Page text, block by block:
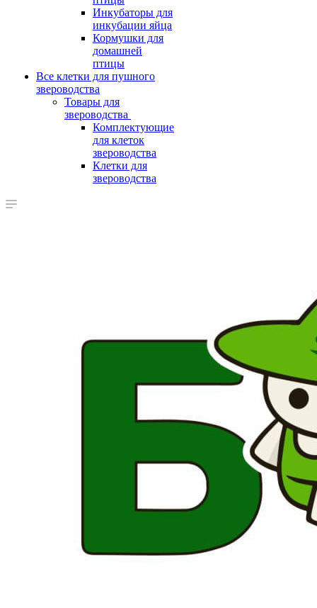
Инкубаторы для
инкубации яйца
Кормушки для
домашней
птицы
Все клетки для пушного
звероводства
Товары для
звероводства
Комплектующие
для клеток
звероводства
Клетки для
звероводства